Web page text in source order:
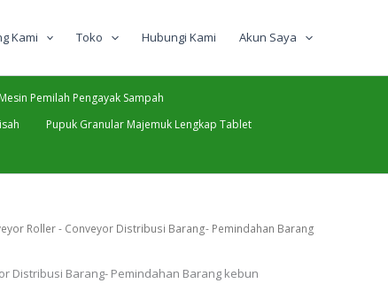
Kami Toko Hubungi Kami Akun Saya
Mesin Pemilah Pengayak Sampah
Pupuk Granular Majemuk Lengkap Tablet
Roller - Conveyor Distribusi Barang- Pemindahan Barang
Distribusi Barang- Pemindahan Barang kebun